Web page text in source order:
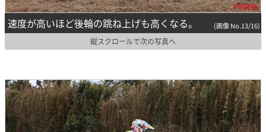
速度が高いほど後輪の跳ね上げも高くなる。 (画像 No.13/16)
縦スクロールで次の写真へ